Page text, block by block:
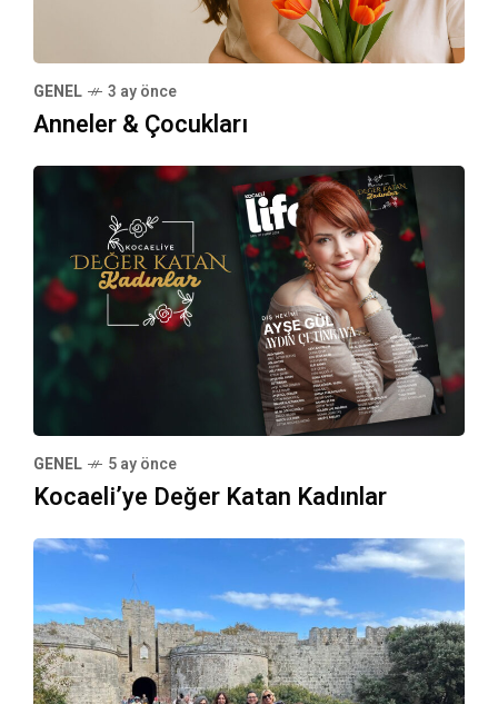
GENEL 3 ay önce
Anneler & Çocukları
GENEL 5 ay önce
Kocaeli’ye Değer Katan Kadınlar